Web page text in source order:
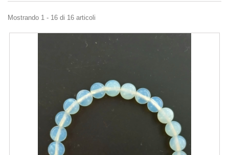
Mostrando 1 - 16 di 16 articoli